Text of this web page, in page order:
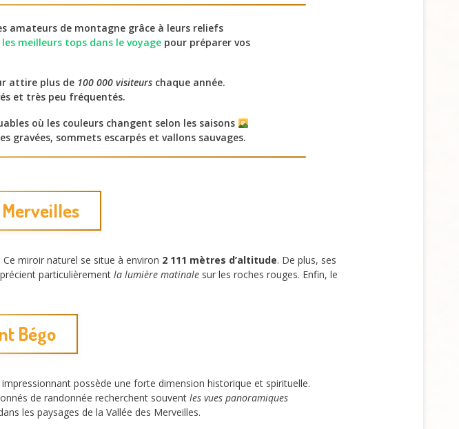
amateurs de montagne grâce à leurs reliefs
les meilleurs tops dans le voyagepour préparer vos
attire plus de 100 000 visiteurs chaque année.
et très peu fréquentés.
où les couleurs changent selon les saisons
gravées, sommets escarpés et vallons sauvages.
Merveilles
. Ce miroir naturel se situe à environ 2 111 mètres d’altitude. De plus, ses
particulièrement la lumière matinale sur les roches rouges. Enfin, le
Bégo
possède une forte dimension historique et spirituelle.
de randonnée recherchent souvent les vues panoramiques
les paysages de la Vallée des Merveilles.